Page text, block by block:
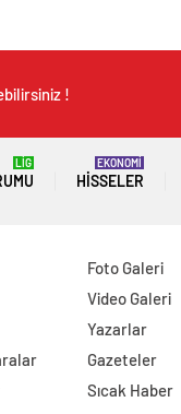
!
LİG
HISSELER
EKONOMİ
Foto Galeri
Video Galeri
Yazarlar
Gazeteler
Sıcak Haber